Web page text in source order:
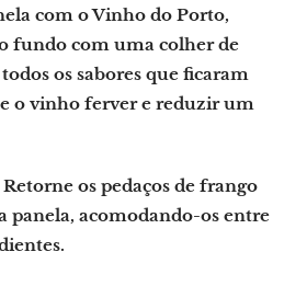
com o Vinho do Porto,
fundo com uma colher de
os sabores que ficaram
o vinho ferver e reduzir um
Retorne os pedaços de frango
panela, acomodando-os entre